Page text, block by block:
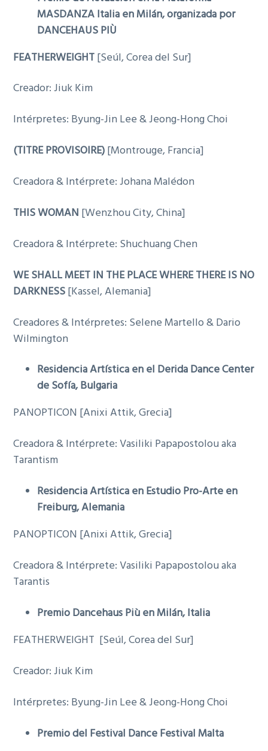
MASDANZA Italia en Milán, organizada por
DANCEHAUS PIÙ
FEATHERWEIGHT[Seúl, Corea del Sur]
Creador: Jiuk Kim
Intérpretes: Byung-Jin Lee & Jeong-Hong Choi
(TITRE PROVISOIRE)[Montrouge, Francia]
Creadora & Intérprete: Johana Malédon
THIS WOMAN [Wenzhou City, China]
Creadora & Intérprete: Shuchuang Chen
WE SHALL MEET IN THE PLACE WHERE THERE IS NO
DARKNESS[Kassel, Alemania]
Creadores & Intérpretes: Selene Martello & Dario
Wilmington
Residencia Artística en el Derida Dance Center
de Sofía, Bulgaria
PANOPTICON [Anixi Attik, Grecia]
Creadora & Intérprete: Vasiliki Papapostolou aka
Tarantism
Residencia Artística en Estudio Pro-Arte en
Freiburg, Alemania
PANOPTICON [Anixi Attik, Grecia]
Creadora & Intérprete: Vasiliki Papapostolou aka
Tarantis
Premio Dancehaus Più en Milán, Italia
FEATHERWEIGHT [Seúl, Corea del Sur]
Creador: Jiuk Kim
Intérpretes: Byung-Jin Lee & Jeong-Hong Choi
Premio del Festival Dance Festival Malta